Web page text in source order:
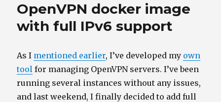
OpenVPN docker image
with full IPv6 support
As I mentioned earlier, I’ve developed my own
tool for managing OpenVPN servers. I’ve been
running several instances without any issues,
and last weekend, I finally decided to add full